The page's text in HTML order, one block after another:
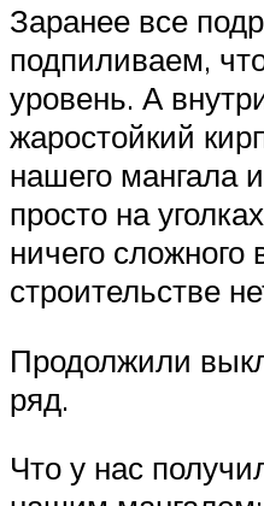
Заранее все
подпиливаем,
уровень. А
жаростойкий
нашего мангала
просто на
ничего сложного
строительстве
Продолжили
ряд.
Что у нас